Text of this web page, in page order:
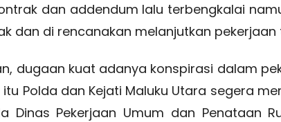
dan addendum lalu terbengkalai
dan di rencanakan melanjutkan pekerjaan
dugaan kuat adanya konspirasi dalam
Polda dan Kejati Maluku Utara segera
Dinas Pekerjaan Umum dan Penataan